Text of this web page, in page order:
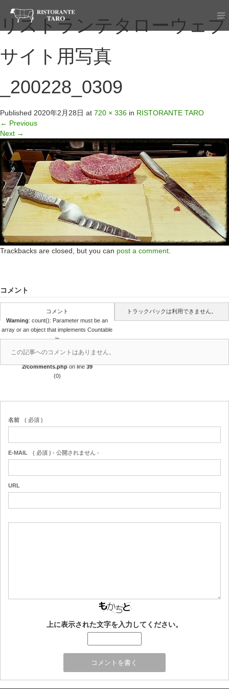
リストランテタローウェブ
サイト用写真
_200228_0309
Published 2020年2月28日 at 720 × 336 in RISTORANTE TARO
← Previous
Next →
Trackbacks are closed, but you can post a comment
コメント
コメント
Warning: count(): Parameter must be an
array or an object that implements Countable
in
/home/r4688280/public_html/takedataro.c
om/wp-content/themes/amore_tcd028-
2/comments.phpon line39
(0)
トラックバックは利用できません。
この記事へのコメントはありません。
名前 ( 必須 )
E-MAIL ( 必須 ) - 公開されません -
URL
上に表示された文字を入力してください。